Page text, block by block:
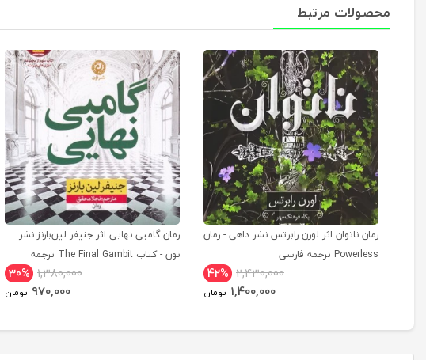
محصولات مرتبط
رمان ناتوان اثر لورن رابرتس نشر داهی - رمان
Powerless ترجمه فارسی
42% 2,430,000
1,400,000 تومان
رمان گامبی نهایی اثر جنیفر لین‌بارنز نشر
نون - کتاب The Final Gambit ترجمه
30% 1,380,000
970,000 تومان